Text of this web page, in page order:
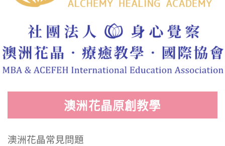
澳洲花晶原創教學
澳洲花晶常見問題